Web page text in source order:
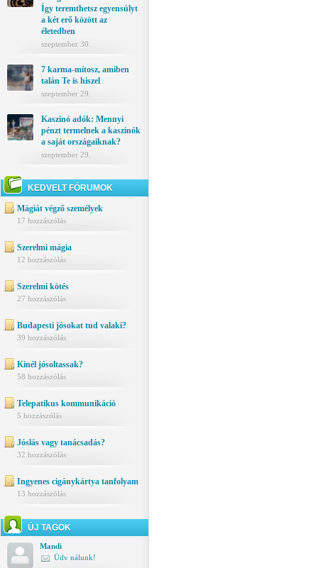
Így teremthetsz egyensúlyt
a két erő között az
életedben
szeptember 30.
7 karma-mítosz, amiben
talán Te is hiszel
szeptember 29.
Kaszinó adók: Mennyi
pénzt termelnek a kaszinók
a saját országaiknak?
szeptember 29.
KEDVELT FÓRUMOK
Mágiát végző személyek
17 hozzászólás
Szerelmi mágia
12 hozzászólás
Szerelmi kötés
27 hozzászólás
Budapesti jósokat tud valaki?
39 hozzászólás
Kinél jósoltassak?
58 hozzászólás
Telepatikus kommunikáció
5 hozzászólás
Jóslás vagy tanácsadás?
32 hozzászólás
Ingyenes cigánykártya tanfolyam
13 hozzászólás
ÚJ TAGOK
Mandi
Üdv nálunk!